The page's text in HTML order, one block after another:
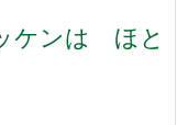
ケンは ほと